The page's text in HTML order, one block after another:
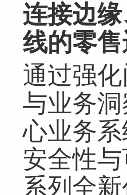
连接边缘
线的零
通过强
与业务
心业务
安全性
系列全